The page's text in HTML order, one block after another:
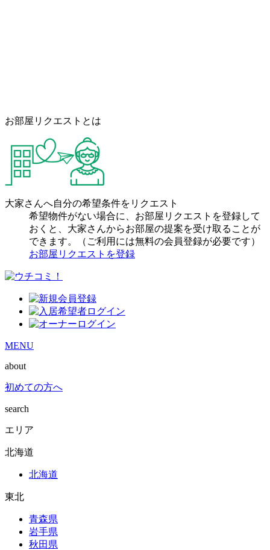
お部屋リクエストとは
大家さんへ自分の希望条件をリクエスト
希望物件がない場合に、お部屋リクエストを登録して
おくと、大家さんからお部屋の提案を受け取ることが
できます。（ご利用には無料の会員登録が必要です）
お部屋リクエストを登録
MENU
about
初めての方へ
search
エリア
北海道
北海道
東北
青森県
岩手県
秋田県